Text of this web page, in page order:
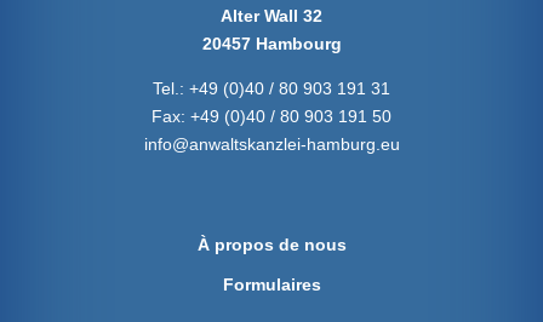
Alter Wall 32
20457 Hambourg
Tel.: +49 (0)40 / 80 903 191 31
Fax: +49 (0)40 / 80 903 191 50
info@anwaltskanzlei-hamburg.eu
À propos de nous
Formulaires